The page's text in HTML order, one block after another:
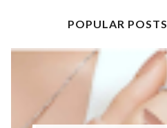
POPULAR POSTS